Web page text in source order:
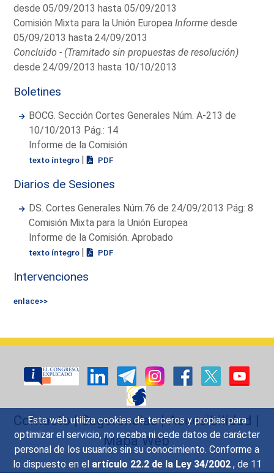
Esta web utiliza cookies de terceros y propias para
optimizar el servicio, no recaba ni cede datos de carácter
personal de los usuarios sin su conocimiento. Conforme a
lo dispuesto en el artículo 22.2 de la Ley 34/2002 , de 11
desde 05/09/2013 hasta 05/09/2013
Comisión Mixta para la Unión EuropeaInforme desde
05/09/2013 hasta 24/09/2013
Concluido - (Tramitado sin propuestas de resolución)
desde 24/09/2013 hasta 10/10/2013
Boletines
BOCG. Sección Cortes Generales Núm. A-213 de
10/10/2013 Pág.: 14
Informe de la Comisión
texto íntegro | PDF
Diarios de Sesiones
DS. Cortes Generales Núm.76 de 24/09/2013 Pág: 8
Comisión Mixta para la Unión Europea
Informe de la Comisión. Aprobado
texto íntegro | PDF
Intervenciones
enlace>>
Contacto|Sugerencias|Accesibilidad |
Mapa Web